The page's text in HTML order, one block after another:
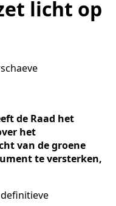
licht op
de Raad het
het
van de groene
te versterken,